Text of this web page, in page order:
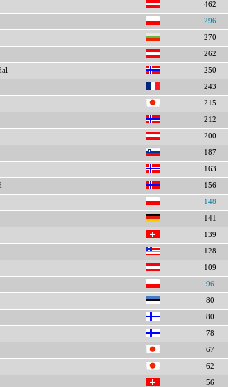
462
296
270
262
250
243
215
212
200
187
163
156
148
141
139
128
109
96
80
80
78
67
62
56